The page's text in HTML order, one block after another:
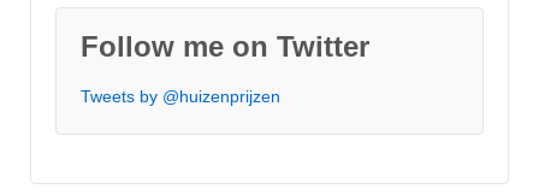
Follow me on Twitter
Tweets by @huizenprijzen